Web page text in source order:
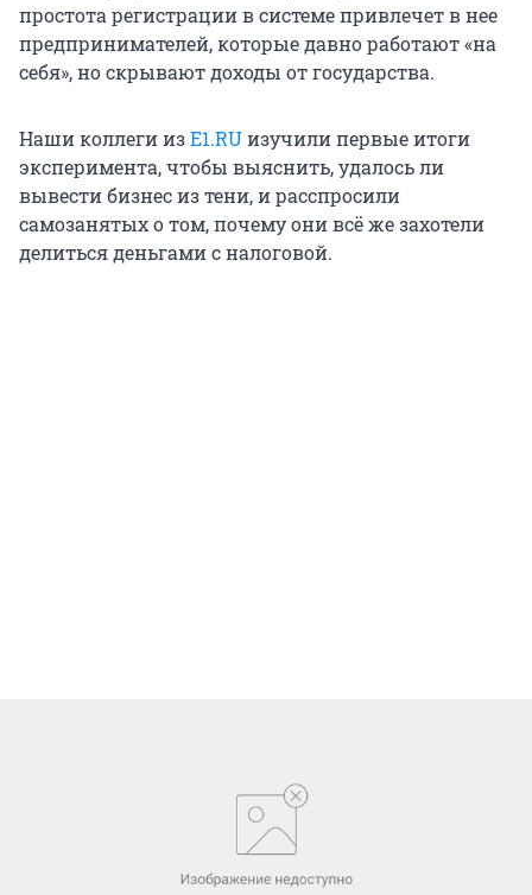
простота регистрации в системе привлечет в нее
предпринимателей, которые давно работают «на
себя», но скрывают доходы от государства.
Наши коллеги изE1.RUизучили первые итоги
эксперимента, чтобы выяснить, удалось ли
вывести бизнес из тени, и расспросили
самозанятых о том, почему они всё же захотели
делиться деньгами с налоговой.